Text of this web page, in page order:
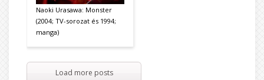
Naoki Urasawa: Monster
(2004; TV-sorozat és 1994;
manga)
Load more posts